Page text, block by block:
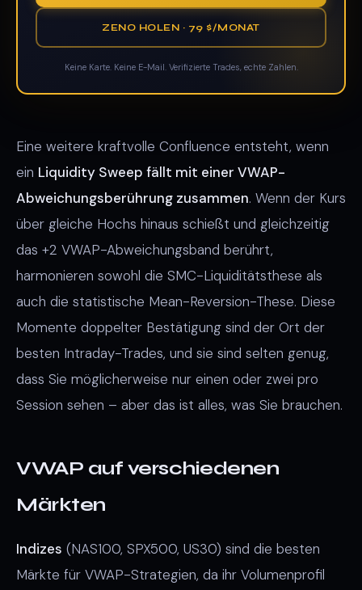
ZENO HOLEN · 79 $/MONAT
Keine Karte. Keine E-Mail. Verifizierte Trades, echte Zahlen.
Eine weitere kraftvolle Confluence entsteht, wenn
ein Liquidity Sweep fällt mit einer VWAP-
Abweichungsberührung zusammen. Wenn der Kurs
über gleiche Hochs hinaus schießt und gleichzeitig
das +2 VWAP-Abweichungsband berührt,
harmonieren sowohl die SMC-Liquiditätsthese als
auch die statistische Mean-Reversion-These. Diese
Momente doppelter Bestätigung sind der Ort der
besten Intraday-Trades, und sie sind selten genug,
dass Sie möglicherweise nur einen oder zwei pro
Session sehen – aber das ist alles, was Sie brauchen.
VWAP auf verschiedenen
Märkten
Indizes (NAS100, SPX500, US30) sind die besten
Märkte für VWAP-Strategien, da ihr Volumenprofil